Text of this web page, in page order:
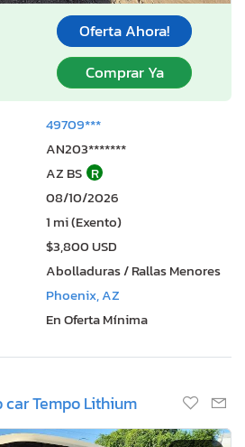
Oferta Ahora!
Comprar Ya
49709***
AN203*******
AZ BS R
08/10/2026
1 mi (Exento)
$3,800 USD
Abolladuras / Rallas Menores
Phoenix, AZ
En Oferta Mínima
Tempo Lithium